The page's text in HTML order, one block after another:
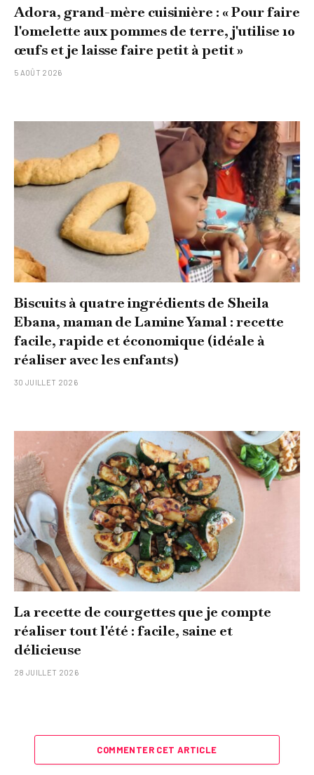
Adora, grand-mère cuisinière : « Pour faire
l'omelette aux pommes de terre, j'utilise 10
œufs et je laisse faire petit à petit »
5 AOÛT 2026
Biscuits à quatre ingrédients de Sheila
Ebana, maman de Lamine Yamal : recette
facile, rapide et économique (idéale à
réaliser avec les enfants)
30 JUILLET 2026
La recette de courgettes que je compte
réaliser tout l'été : facile, saine et
délicieuse
28 JUILLET 2026
COMMENTER CET ARTICLE